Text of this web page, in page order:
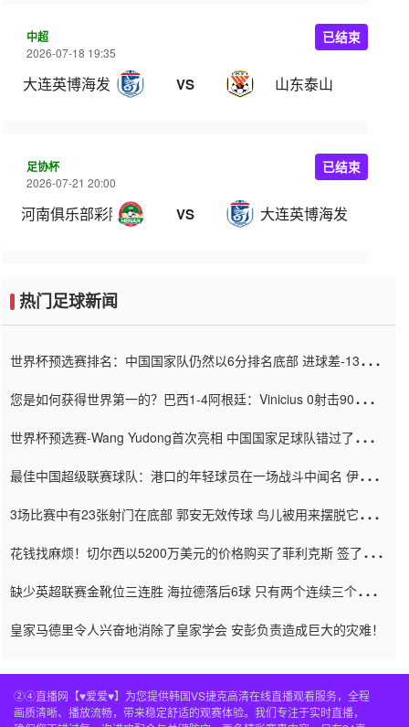
中超
2026-07-18 19:35
大连英博海发 VS 山东泰山
已结束
足协杯
2026-07-21 20:00
河南俱乐部彩陶坊 VS 大连英博海发
已结束
热门足球新闻
世界杯预选赛排名：中国国家队仍然以6分排名底部 进球差-13令人
您是如何获得世界第一的？巴西1-4阿根廷：Vinicius 0射击90分钟
世界杯预选赛-Wang Yudong首次亮相 中国国家足球队错过了世界
最佳中国超级联赛球队：港口的年轻球员在一场战斗中闻名 伊万放
3场比赛中有23张射门在底部 郭安无效传球 鸟儿被用来摆脱它
花钱找麻烦！切尔西以5200万美元的价格购买了菲利克斯 签了7年
缺少英超联赛金靴位三连胜 海拉德落后6球 只有两个连续三个连续
皇家马德里令人兴奋地消除了皇家学会 安彭负责造成巨大的灾难！
②④直播网【♥爱爱♥】为您提供韩国VS捷克高清在线直播观看服务，全程
画质清晰、播放流畅，带来稳定舒适的观赛体验。我们专注于实时直播，